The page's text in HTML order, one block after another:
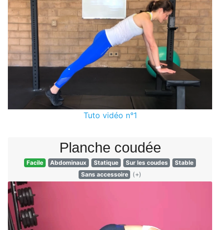
Tuto vidéo n°1
Planche coudée
Facile Abdominaux Statique Sur les coudes
Stable
Sans accessoire
(+)